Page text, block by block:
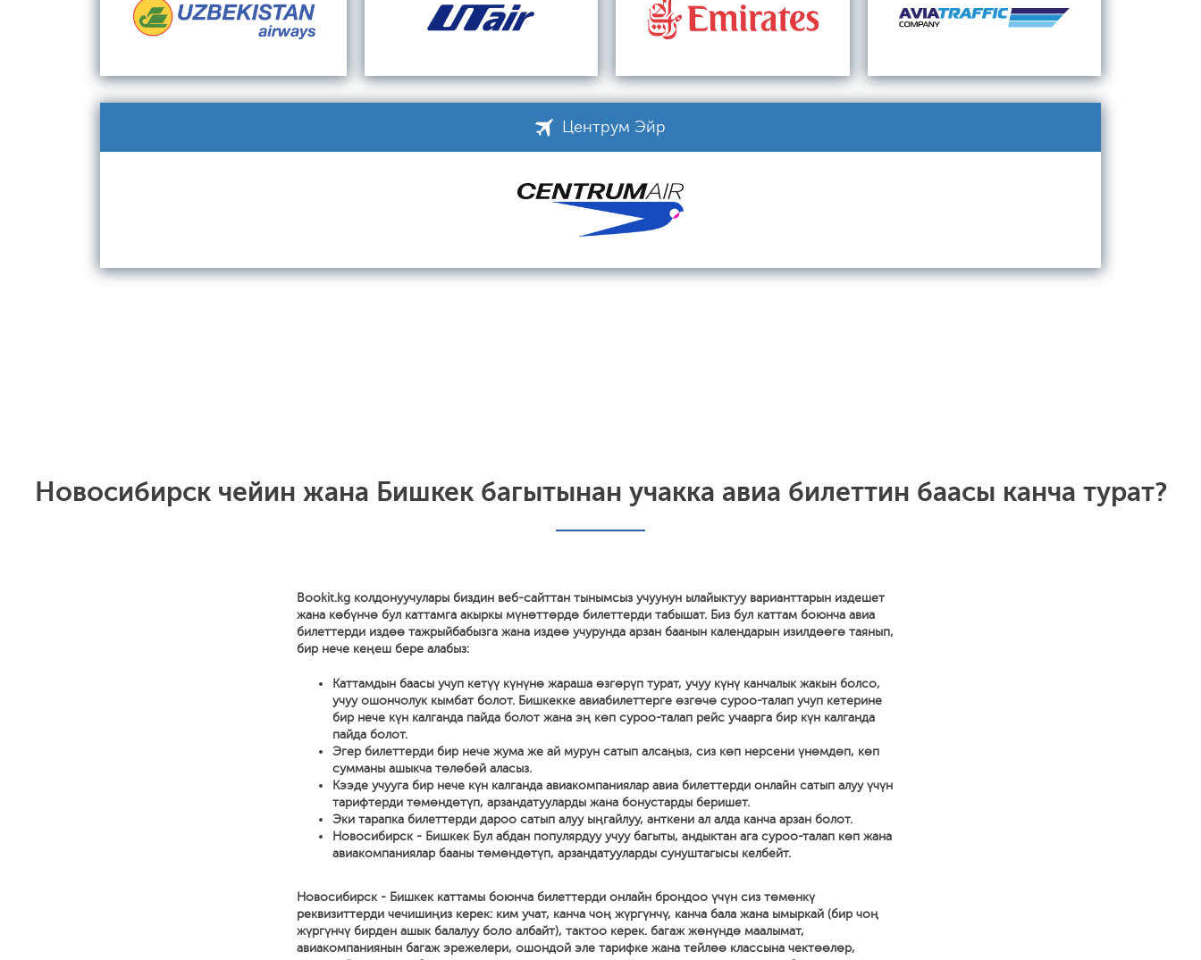
Центрум Эйр
Новосибирск чейин жана Бишкек багытынан учакка авиа билеттин баасы канча турат?
Bookit.kg колдонуучулары биздин веб-сайттан тынымсыз учуунун ылайыктуу варианттарын издешет
жана көбүнчө бул каттамга акыркы мүнөттөрдө билеттерди табышат. Биз бул каттам боюнча авиа
билеттерди издөө тажрыйбабызга жана издөө учурунда арзан баанын календарын изилдөөгө таянып,
бир нече кеңеш бере алабыз:
Каттамдын баасы учуп кетүү күнүнө жараша өзгөрүп турат, учуу күнү канчалык жакын болсо,
учуу ошончолук кымбат болот. Бишкекке авиабилеттерге өзгөчө суроо-талап учуп кетерине
бир нече күн калганда пайда болот жана эң көп суроо-талап рейс учаарга бир күн калганда
пайда болот.
Эгер билеттерди бир нече жума же ай мурун сатып алсаңыз, сиз көп нерсени үнөмдөп, көп
сумманы ашыкча төлөбөй аласыз.
Кээде учууга бир нече күн калганда авиакомпаниялар авиа билеттерди онлайн сатып алуу үчүн
тарифтерди төмөндөтүп, арзандатууларды жана бонустарды беришет.
Эки тарапка билеттерди дароо сатып алуу ыңгайлуу, анткени ал алда канча арзан болот.
Новосибирск - Бишкек Бул абдан популярдуу учуу багыты, андыктан ага суроо-талап көп жана
авиакомпаниялар бааны төмөндөтүп, арзандатууларды сунуштагысы келбейт.
Новосибирск - Бишкек каттамы боюнча билеттерди онлайн брондоо үчүн сиз төмөнкү
реквизиттерди чечишиңиз керек: ким учат, канча чоң жүргүнчү, канча бала жана ымыркай (бир чоң
жүргүнчү бирден ашык балалуу боло албайт), тактоо керек. багаж жөнүндө маалымат,
авиакомпаниянын багаж эрежелери, ошондой эле тарифке жана тейлөө классына чектөөлөр,